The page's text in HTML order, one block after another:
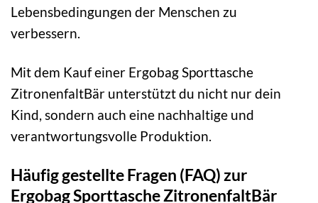
Lebensbedingungen der Menschen zu
verbessern.
Mit dem Kauf einer Ergobag Sporttasche
ZitronenfaltBär unterstützt du nicht nur dein
Kind, sondern auch eine nachhaltige und
verantwortungsvolle Produktion.
Häufig gestellte Fragen (FAQ) zur
Ergobag Sporttasche ZitronenfaltBär